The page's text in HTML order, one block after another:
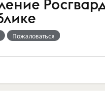
Пожаловаться